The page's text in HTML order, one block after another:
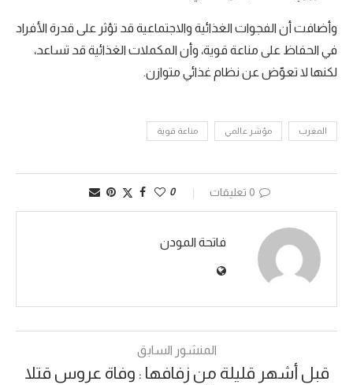
وأضافت أن الفجوات الغذائية والاجتماعية قد تؤثر على قدرة الأفراد
في الحفاظ على مناعة قوية، وأن المكملات الغذائية قد تساعد،
لكنها لا تعوّض عن نظام غذائي متوازن.
المغرب مؤشر عالمي مناعة قوية
0 تعليقات 0
فاتحة المودن
المنشور السابق
قبل أشهر قليلة من زفافها : وفاة عروس قتلا